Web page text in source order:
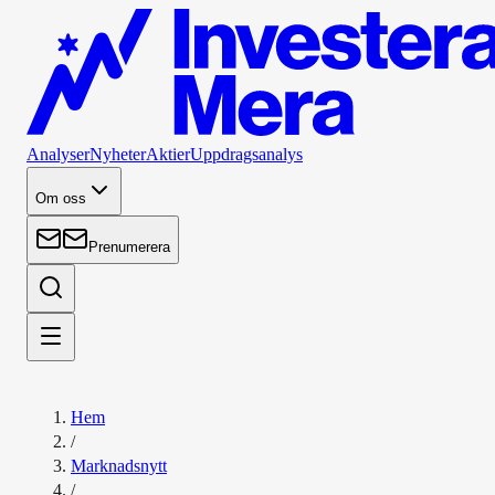
AnalyserNyheterAktierUppdragsanalys
Om oss
Prenumerera
Hem
/
Marknadsnytt
/